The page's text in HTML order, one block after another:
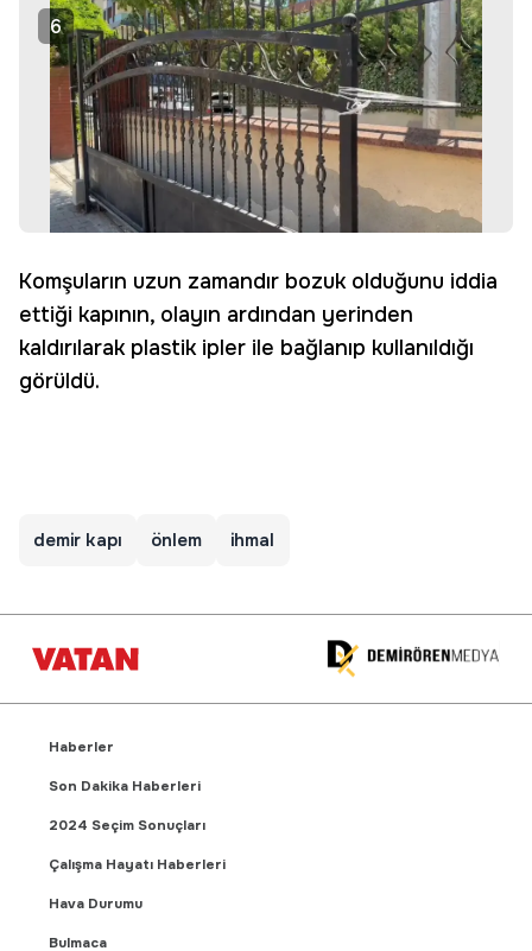
6
Komşuların uzun zamandır bozuk olduğunu iddia
ettiği kapının, olayın ardından yerinden
kaldırılarak plastik ipler ile bağlanıp kullanıldığı
görüldü.
demir kapı önlem ihmal
Haberler
Son Dakika Haberleri
2024 Seçim Sonuçları
Çalışma Hayatı Haberleri
Hava Durumu
Bulmaca